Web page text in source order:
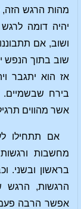
מהות הרגש הזה,
יהיה דומה
ושוב, אם
שוב בתוך הנפש
אז הוא יתגבר
בירח שבשמיים.
אשר מהווים
אם תתחילו
מחשבות
בראשון ובשני.
הרגשות, הרגש
אפשר הרבה